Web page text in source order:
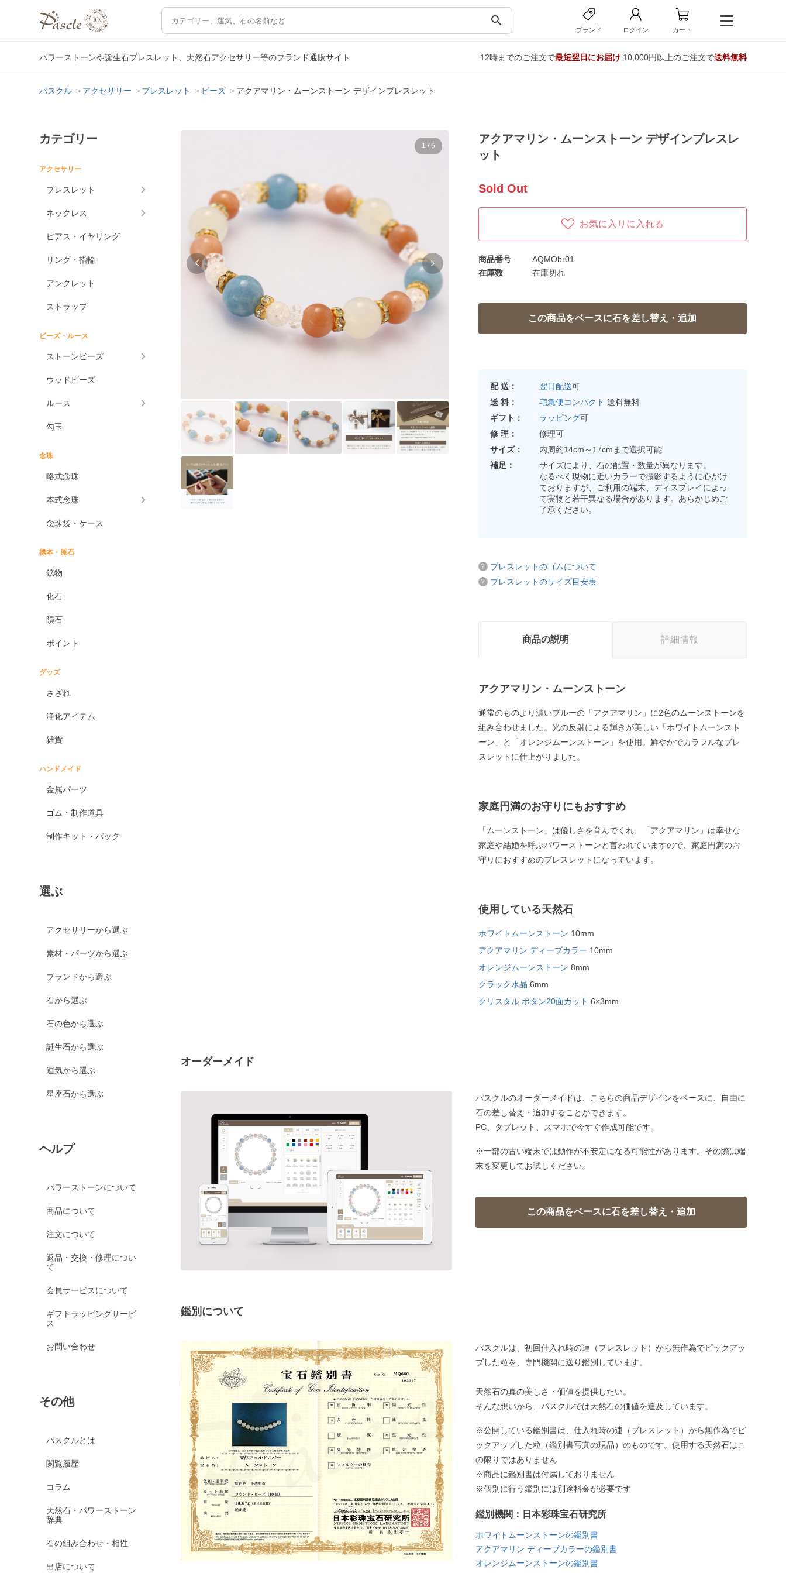
search
ブランド ログイン カート
パワーストーンや誕生石ブレスレット、天然石アクセサリー等のブランド通販サイト 12時までのご注文で最短翌日にお届け10,000円以上のご注文で送料無料
パスクル アクセサリー ブレスレット ビーズ アクアマリン・ムーンストーン デザインブレスレット
カテゴリー
アクセサリー
ブレスレット
ネックレス
ピアス・イヤリング
リング・指輪
アンクレット
ストラップ
ビーズ・ルース
ストーンビーズ
ウッドビーズ
ルース
勾玉
念珠
略式念珠
本式念珠
念珠袋・ケース
標本・原石
鉱物
化石
隕石
ポイント
グッズ
さざれ
浄化アイテム
雑貨
ハンドメイド
金属パーツ
ゴム・制作道具
制作キット・パック
選ぶ
アクセサリーから選ぶ
素材・パーツから選ぶ
ブランドから選ぶ
石から選ぶ
石の色から選ぶ
誕生石から選ぶ
運気から選ぶ
星座石から選ぶ
ヘルプ
パワーストーンについて
商品について
注文について
返品・交換・修理につい
て
会員サービスについて
ギフトラッピングサービ
ス
お問い合わせ
その他
パスクルとは
閲覧履歴
コラム
天然石・パワーストーン
辞典
石の組み合わせ・相性
出店について
1 / 6
アクアマリン・ムーンストーン デザインブレスレ
ット
Sold Out
お気に入りに入れる
商品番号
AQMObr01
在庫数
在庫切れ
配 送： 翌日配送可
送 料：
宅急便コンパクト 送料無料
ギフト：
ラッピング可
修 理：
修理可
サイズ：
内周約14cm～17cmまで選択可能
補足：
サイズにより、石の配置・数量が異なります。
なるべく現物に近いカラーで撮影するように心がけ
ておりますが、ご利用の端末、ディスプレイによっ
て実物と若干異なる場合があります。あらかじめご
了承ください。
ブレスレットのゴムについて
ブレスレットのサイズ目安表
商品の説明 詳細情報
アクアマリン・ムーンストーン
通常のものより濃いブルーの「アクアマリン」に2色のムーンストーンを
組み合わせました。光の反射による輝きが美しい「ホワイトムーンスト
ーン」と「オレンジムーンストーン」を使用。鮮やかでカラフルなブレ
スレットに仕上がりました。
家庭円満のお守りにもおすすめ
「ムーンストーン」は優しさを育んでくれ、「アクアマリン」は幸せな
家庭や結婚を呼ぶパワーストーンと言われていますので、家庭円満のお
守りにおすすめのブレスレットになっています。
使用している天然石
ホワイトムーンストーン 10mm
アクアマリン ディープカラー 10mm
オレンジムーンストーン 8mm
クラック水晶 6mm
クリスタル ボタン20面カット 6×3mm
オーダーメイド
パスクルのオーダーメイドは、こちらの商品デザインをベースに、自由に
石の差し替え・追加することができます。
PC、タブレット、スマホで今すぐ作成可能です。
※一部の古い端末では動作が不安定になる可能性があります。その際は端
末を変更してお試しください。
鑑別について
パスクルは、初回仕入れ時の連（ブレスレット）から無作為でピックアッ
プした粒を、専門機関に送り鑑別しています。
天然石の真の美しさ・価値を提供したい。
そんな想いから、パスクルでは天然石の価値を追及しています。
※公開している鑑別書は、仕入れ時の連（ブレスレット）から無作為でピ
ックアップした粒（鑑別書写真の現品）のものです。使用する天然石はこ
の限りではありません
※商品に鑑別書は付属しておりません
※個別に行う鑑別には別途料金が必要です
鑑別機関：日本彩珠宝石研究所
ホワイトムーンストーンの鑑別書
アクアマリン ディープカラーの鑑別書
オレンジムーンストーンの鑑別書